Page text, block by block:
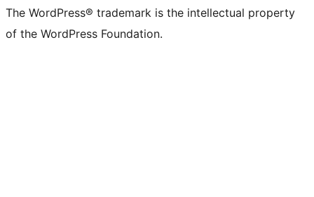
The WordPress® trademark is the intellectual property
of the WordPress Foundation.